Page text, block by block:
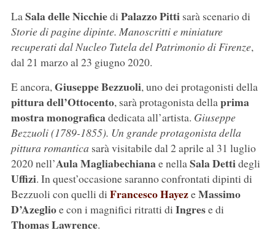
LaSala delle Nicchiedi Palazzo Pittisarà scenario di
Storie di pagine dipinte. Manoscritti e miniature
recuperati dal Nucleo Tutela del Patrimonio di Firenze,
dal 21 marzo al 23 giugno 2020.
E ancora,Giuseppe Bezzuoli, uno dei protagonisti della
pittura dell’Ottocento, sarà protagonista dellaprima
mostra monograficadedicata all’artista. Giuseppe
Bezzuoli (1789-1855). Un grande protagonista della
pittura romantica sarà visitabile dal 2 aprile al 31 luglio
2020 nell’Aula Magliabechianae nellaSala Dettidegli
Uffizi. In quest’occasione saranno confrontati dipinti di
Bezzuoli con quelli di Francesco HayezeMassimo
D’Azeglioe con i magnifici ritratti di Ingrese di
Thomas Lawrence.